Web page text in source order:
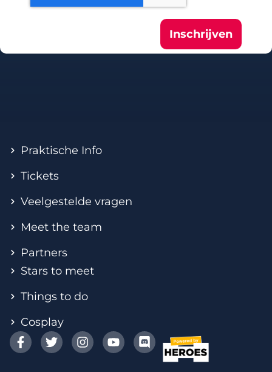
Inschrijven
Praktische Info
Tickets
Veelgestelde vragen
Meet the team
Partners
Stars to meet
Things to do
Cosplay